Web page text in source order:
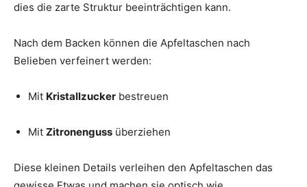
dies die zarte Struktur beeinträchtigen kann.
Nach dem Backen können die Apfeltaschen nach
Belieben verfeinert werden:
Mit Kristallzucker bestreuen
Mit Zitronenguss überziehen
Diese kleinen Details verleihen den Apfeltaschen das